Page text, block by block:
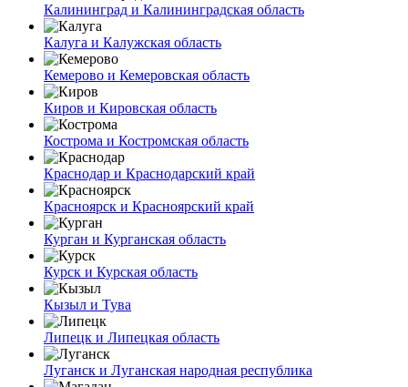
Калининград и Калининградская область
Калуга и Калужская область
Кемерово и Кемеровская область
Киров и Кировская область
Кострома и Костромская область
Краснодар и Краснодарский край
Красноярск и Красноярский край
Курган и Курганская область
Курск и Курская область
Кызыл и Тува
Липецк и Липецкая область
Луганск и Луганская народная республика